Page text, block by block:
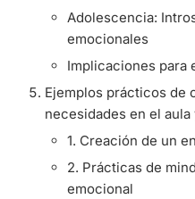
Adolescencia:
emocionales
Implicaciones para
Ejemplos prácticos de
necesidades en el aula
1. Creación de un
2. Prácticas de
emocional